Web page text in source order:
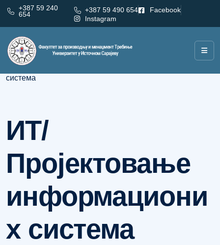
+387 59 240
654
+387 59 490 654
Facebook
Instagram
Категорија:
система
ИТ/
Пројектовање
информациони
х система